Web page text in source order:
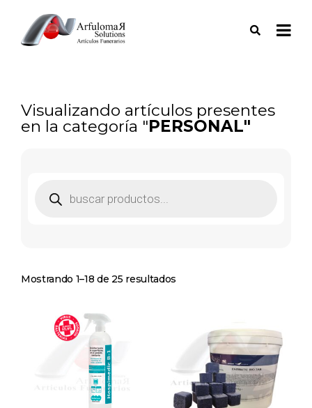
Visualizando artículos presentes
en la categoría "PERSONAL"
Mostrando 1–18 de 25 resultados